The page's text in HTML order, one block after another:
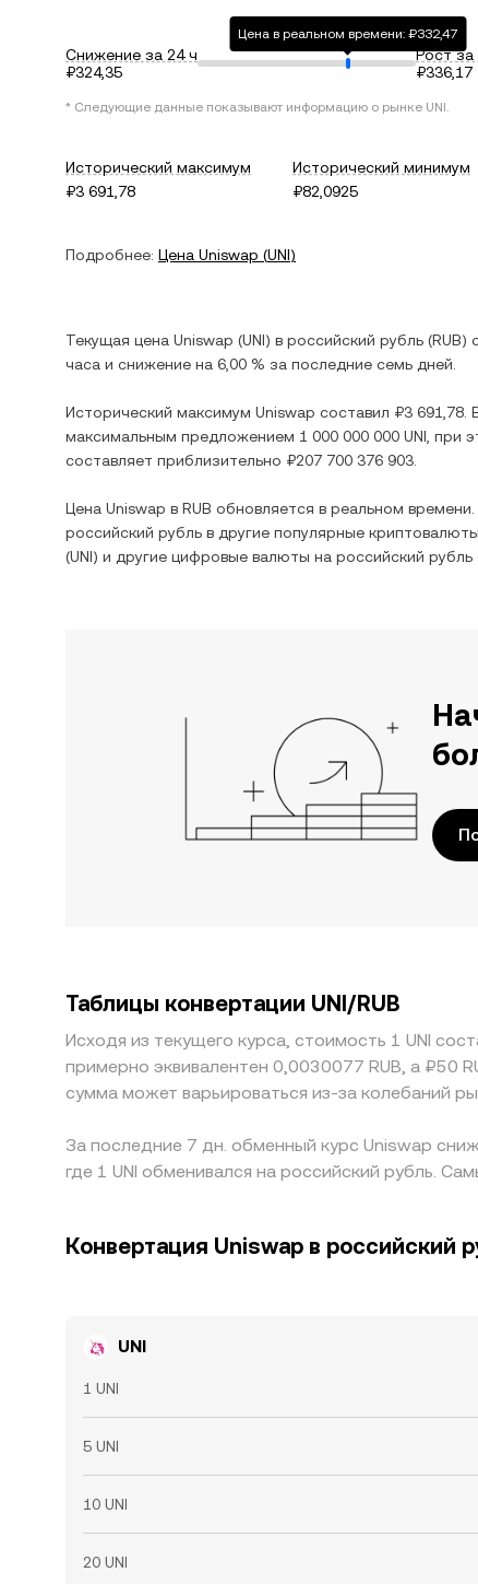
Снижение за 24 ч
₽324,35
Цена в реальном времени: ₽332,47
Рост за
₽336,17
* Следующие данные показывают информацию о рынке UNI.
Исторический максимум
₽3 691,78
Исторический минимум
₽82,0925
Подробнее: Цена Uniswap (UNI)
Текущая цена Uniswap (UNI) в российский рубль (RUB)
часа и снижение на 6,00 % за последние семь дней.
Исторический максимум Uniswap составил ₽3 691,78
максимальным предложением 1 000 000 000 UNI , при
составляет приблизительно ₽207 700 376 903
Цена Uniswap в RUB обновляется в реальном
российский рубль в другие популярные
(UNI) и другие цифровые валюты на российский рубль
Таблицы конвертации UNI/RUB
Исходя из текущего курса, стоимость 1 UNI
примерно эквивалентен 0,0030077 RUB, а ₽50
сумма может варьироваться из-за колебаний
За последние 7 дн. обменный курс Uniswap
где 1 UNI обменивался на российский рубль.
Конвертация Uniswap в российский
UNI
1 UNI
5 UNI
10 UNI
20 UNI